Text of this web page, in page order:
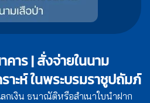
คาร | สั่งจ่ายในนาม
าะห์ ในพระบรมราชูปถัมภ์
กเงิน ธนาณัติหรือสำเนาใบนำฝาก